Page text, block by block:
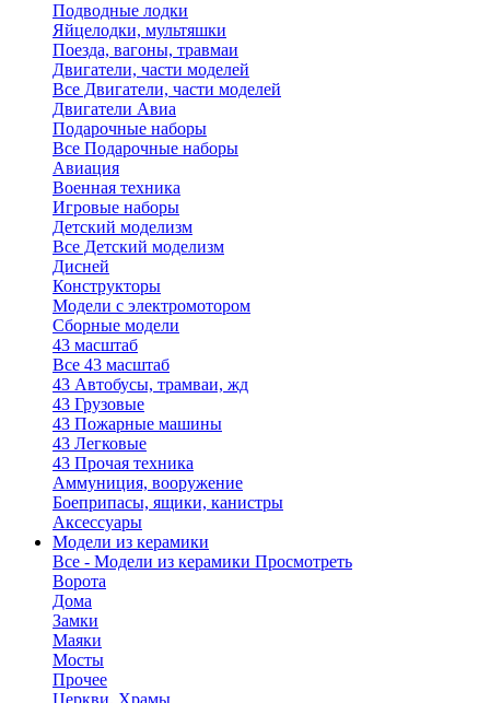
Подводные лодки
Яйцелодки, мультяшки
Поезда, вагоны, травмаи
Двигатели, части моделей
Все Двигатели, части моделей
Двигатели Авиа
Подарочные наборы
Все Подарочные наборы
Авиация
Военная техника
Игровые наборы
Детский моделизм
Все Детский моделизм
Дисней
Конструкторы
Модели с электромотором
Сборные модели
43 масштаб
Все 43 масштаб
43 Автобусы, трамваи, жд
43 Грузовые
43 Пожарные машины
43 Легковые
43 Прочая техника
Аммуниция, вооружение
Боеприпасы, ящики, канистры
Аксессуары
Модели из керамики
Все - Модели из керамики Просмотреть
Ворота
Дома
Замки
Маяки
Мосты
Прочее
Церкви, Храмы